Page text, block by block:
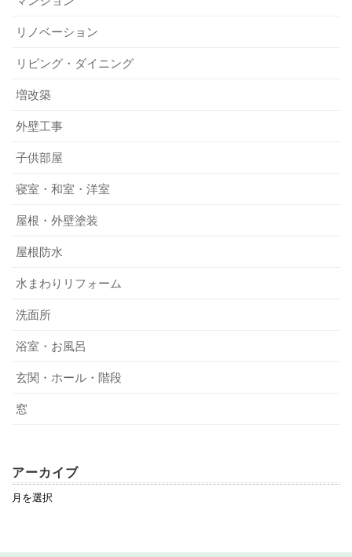
リノベーション
リビング・ダイニング
増改築
外壁工事
子供部屋
寝室・和室・洋室
屋根・外壁塗装
屋根防水
水まわりリフォーム
洗面所
浴室・お風呂
玄関・ホール・階段
窓
アーカイブ
ア
ー